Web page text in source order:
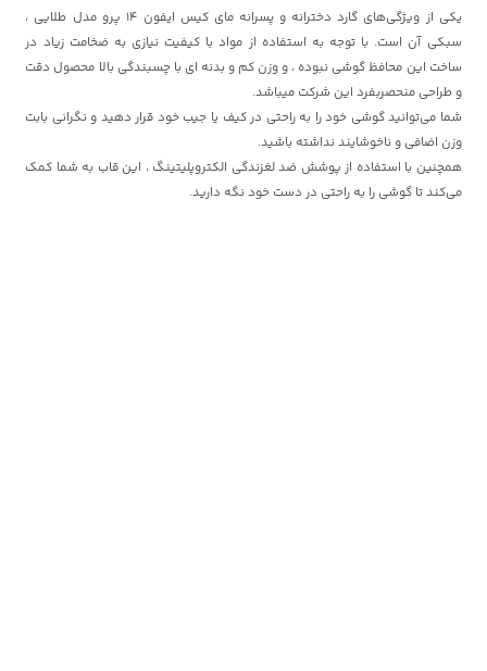
یکی از ویژگی‌های گارد دخترانه و پسرانه مای کیس ایفون 14 پرو مدل طلایی ،
سبکی آن است. با توجه به استفاده از مواد با کیفیت نیازی به ضخامت زیاد در
ساخت این محافظ گوشی نبوده ، و وزن کم و بدنه ای با چسبندگی بالا محصول دقت
و طراحی منحصربفرد این شرکت میباشد.
شما می‌توانید گوشی خود را به راحتی در کیف یا جیب خود قرار دهید و نگرانی بابت
وزن اضافی و ناخوشایند نداشته باشید.
همچنین با استفاده از پوشش ضد لغزندگی الکتروپلیتینگ ، این قاب به شما کمک
می‌کند تا گوشی را به راحتی در دست خود نگه دارید.